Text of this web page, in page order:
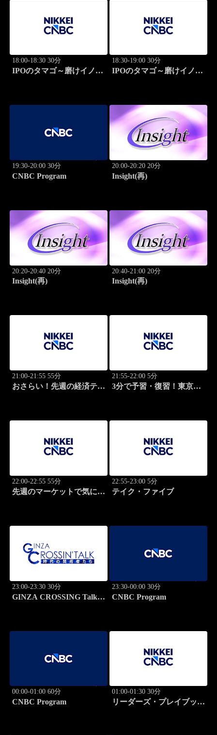
18:00-18:30 30分
IPOのタマゴ～磨けイノベ
18:30-19:00 30分
IPOのタマゴ～磨けイノベ
19:30-20:00 30分
CNBC Program
20:00-20:20 20分
Insight(再)
20:20-20:40 20分
Insight(再)
20:40-21:00 20分
Insight(再)
21:00-21:55 55分
おさらい！先週の経済テー
21:55-22:00 5分
3分で予習・復習！東京市
22:00-22:55 55分
先週のマーケットで気にな
22:55-23:00 5分
テイク・ファイブ
23:00-23:30 30分
GINZA CROSSING Talk
23:30-00:00 30分
CNBC Program
00:00-01:00 60分
CNBC Program
01:00-01:30 30分
リーダーズ・プレイブック